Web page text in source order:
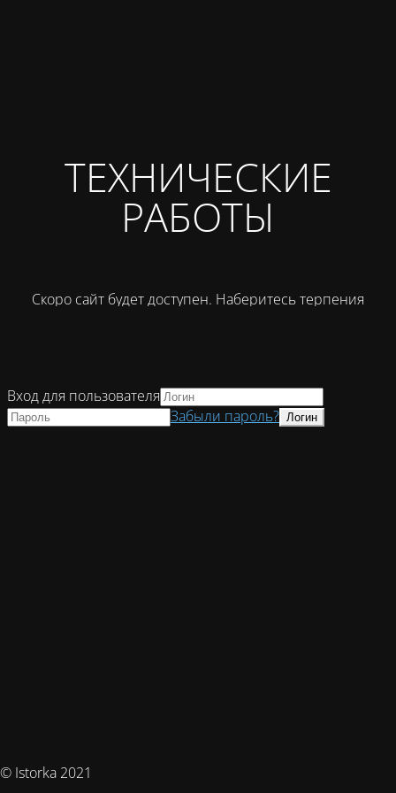
ТЕХНИЧЕСКИЕ
РАБОТЫ
Скоро сайт будет доступен. Наберитесь терпения
© Istorka 2021
Вход для пользователя
Забыли пароль?